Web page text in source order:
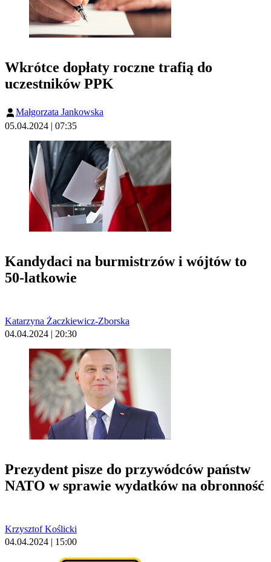
Wkrótce dopłaty roczne trafią do
uczestników PPK
Małgorzata Jankowska
05.04.2024 | 07:35
Kandydaci na burmistrzów i wójtów to
50-latkowie
Katarzyna Żaczkiewicz-Zborska
04.04.2024 | 20:30
Prezydent pisze do przywódców państw
NATO w sprawie wydatków na obronność
Krzysztof Koślicki
04.04.2024 | 15:00